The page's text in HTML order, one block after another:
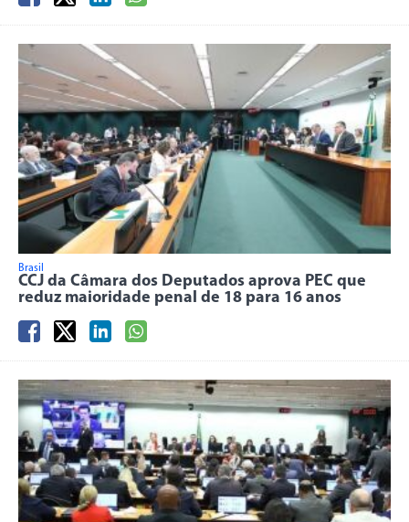
Brasil
CCJ da Câmara dos Deputados aprova PEC que
reduz maioridade penal de 18 para 16 anos